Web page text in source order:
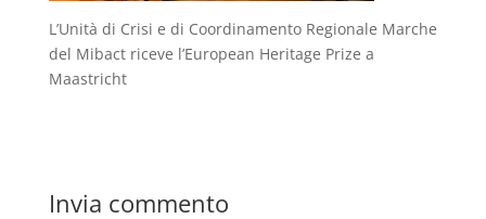
L’Unità di Crisi e di Coordinamento Regionale Marche
del Mibact riceve l’European Heritage Prize a
Maastricht
Invia commento